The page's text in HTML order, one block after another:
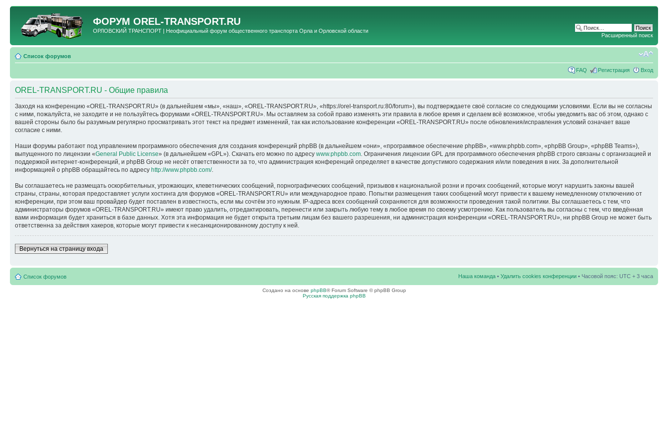
ФОРУМ OREL-TRANSPORT.RU
ОРЛОВСКИЙ ТРАНСПОРТ | Неофициальный форум общественного транспорта Орла и Орловской области
Расширенный поиск
Список форумов
FAQ Регистрация Вход
OREL-TRANSPORT.RU - Общие правила
Заходя на конференцию «OREL-TRANSPORT.RU» (в дальнейшем «мы», «наш», «OREL-TRANSPORT.RU», «https://orel-transport.ru:80/forum»), вы подтверждаете своё согласие со следующими условиями. Если вы не согласны
с ними, пожалуйста, не заходите и не пользуйтесь форумами «OREL-TRANSPORT.RU». Мы оставляем за собой право изменять эти правила в любое время и сделаем всё возможное, чтобы уведомить вас об этом, однако с
вашей стороны было бы разумным регулярно просматривать этот текст на предмет изменений, так как использование конференции «OREL-TRANSPORT.RU» после обновления/исправления условий означает ваше
согласие с ними.
Наши форумы работают под управлением программного обеспечения для создания конференций phpBB (в дальнейшем «они», «программное обеспечение phpBB», «www.phpbb.com», «phpBB Group», «phpBB Teams»),
выпущенного по лицензии «General Public License» (в дальнейшем «GPL»). Скачать его можно по адресу www.phpbb.com . Ограничения лицензии GPL для программного обеспечения phpBB строго связаны с организацией и
поддержкой интернет-конференций, и phpBB Group не несёт ответственности за то, что администрация конференций определяет в качестве допустимого содержания и/или поведения в них. За дополнительной
информацией о phpBB обращайтесь по адресу http://www.phpbb.com/.
Вы соглашаетесь не размещать оскорбительных, угрожающих, клеветнических сообщений, порнографических сообщений, призывов к национальной розни и прочих сообщений, которые могут нарушить законы вашей
страны, страны, которая предоставляет услуги хостинга для форумов «OREL-TRANSPORT.RU» или международное право. Попытки размещения таких сообщений могут привести к вашему немедленному отключению от
конференции, при этом ваш провайдер будет поставлен в известность, если мы сочтём это нужным. IP-адреса всех сообщений сохраняются для возможности проведения такой политики. Вы соглашаетесь с тем, что
администраторы форумов «OREL-TRANSPORT.RU» имеют право удалить, отредактировать, перенести или закрыть любую тему в любое время по своему усмотрению. Как пользователь вы согласны с тем, что введённая
вами информация будет храниться в базе данных. Хотя эта информация не будет открыта третьим лицам без вашего разрешения, ни администрация конференции «OREL-TRANSPORT.RU», ни phpBB Group не может быть
ответственна за действия хакеров, которые могут привести к несанкционированному доступу к ней.
Вернуться на страницу входа
Список форумов Наша команда • Удалить cookies конференции • Часовой пояс: UTC + 3 часа
Создано на основе phpBB® Forum Software © phpBB Group
Русская поддержка phpBB